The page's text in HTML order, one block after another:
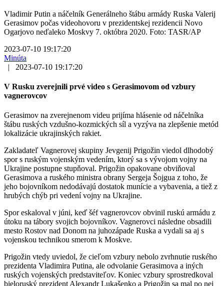
Vladimir Putin a náčelník Generálneho štábu armády Ruska Valerij
Gerasimov počas videohovoru v prezidentskej rezidencii Novo
Ogarjovo neďaleko Moskvy 7. októbra 2020. Foto: TASR/AP
2023-07-10 19:17:20
Minúta
|
2023-07-10 19:17:20
V Rusku zverejnili prvé video s Gerasimovom od vzbury
vagnerovcov
Gerasimov na zverejnenom videu prijíma hlásenie od náčelníka
štábu ruských vzdušno-kozmických síl a vyzýva na zlepšenie metód
lokalizácie ukrajinských rakiet.
Zakladateľ Vagnerovej skupiny Jevgenij Prigožin viedol dlhodobý
spor s ruským vojenským vedením, ktorý sa s vývojom vojny na
Ukrajine postupne stupňoval. Prigožin opakovane obviňoval
Gerasimova a ruského ministra obrany Sergeja Šojgua z toho, že
jeho bojovníkom nedodávajú dostatok munície a vybavenia, a tiež z
hrubých chýb pri vedení vojny na Ukrajine.
Spor eskaloval v júni, keď šéf vagnerovcov obvinil ruskú armádu z
útoku na tábory svojich bojovníkov. Vagnerovci následne obsadili
mesto Rostov nad Donom na juhozápade Ruska a vydali sa aj s
vojenskou technikou smerom k Moskve.
Prigožin vtedy uviedol, že cieľom vzbury nebolo zvrhnutie ruského
prezidenta Vladimira Putina, ale odvolanie Gerasimova a iných
ruských vojenských predstaviteľov. Koniec vzbury sprostredkoval
bieloruský prezident Alexandr Lukašenko a Prigožin sa mal po nej